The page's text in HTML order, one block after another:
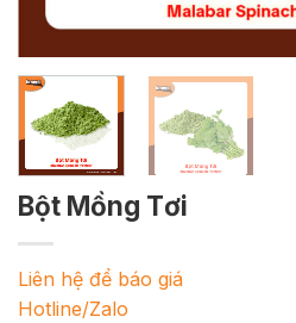
Bột Mồng Tơi
Liên hệ để báo giá
Hotline/Zalo